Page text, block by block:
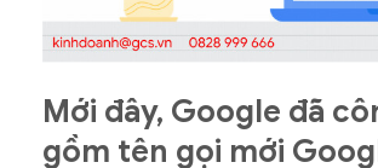
Mới đây, Google đã
gồm tên gọi mới